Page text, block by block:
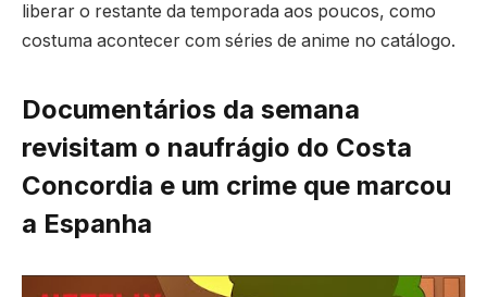
liberar o restante da temporada aos poucos, como
costuma acontecer com séries de anime no catálogo.
Documentários da semana
revisitam o naufrágio do Costa
Concordia e um crime que marcou
a Espanha